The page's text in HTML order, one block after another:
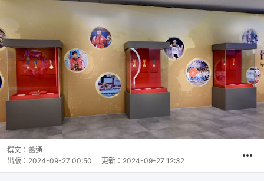
撰文： 蕭通
出版： 2024-09-27 00:50 更新： 2024-09-27 12:32